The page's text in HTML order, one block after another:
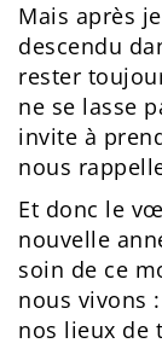
Mais après
descendu
rester
ne se lasse
invite à
nous
Et donc le
nouvelle
soin de ce
nous vivons
nos lieux de